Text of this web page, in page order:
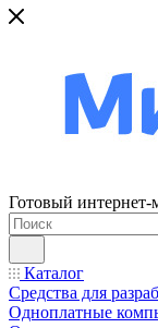
Готовый интернет-
Каталог
Средства для
Одноплатные